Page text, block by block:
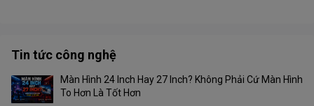
Tin tức công nghệ
Màn Hình 24 Inch Hay 27 Inch? Không Phải Cứ Màn Hình
To Hơn Là Tốt Hơn